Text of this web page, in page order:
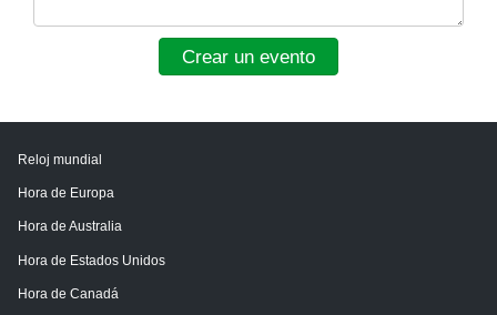
Crear un evento
Reloj mundial
Hora de Europa
Hora de Australia
Hora de Estados Unidos
Hora de Canadá